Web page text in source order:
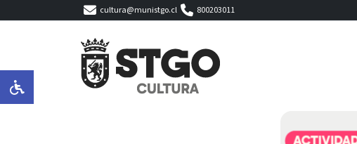
cultura@munistgo.cl 800203011